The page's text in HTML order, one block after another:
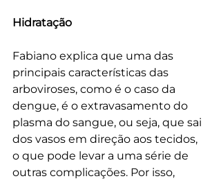
Hidratação
Fabiano explica que uma das
principais características das
arboviroses, como é o caso da
dengue, é o extravasamento do
plasma do sangue, ou seja, que sai
dos vasos em direção aos tecidos,
o que pode levar a uma série de
outras complicações. Por isso,